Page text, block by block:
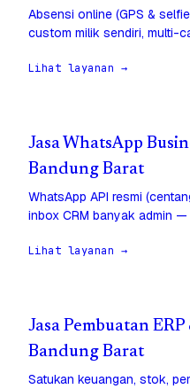
Absensi online (GPS &
custom milik sendiri, multi-
Lihat layanan →
Jasa WhatsApp
Bandung Barat
WhatsApp API resmi
inbox CRM banyak admin
Lihat layanan →
Jasa Pembuatan
Bandung Barat
Satukan keuangan, stok,